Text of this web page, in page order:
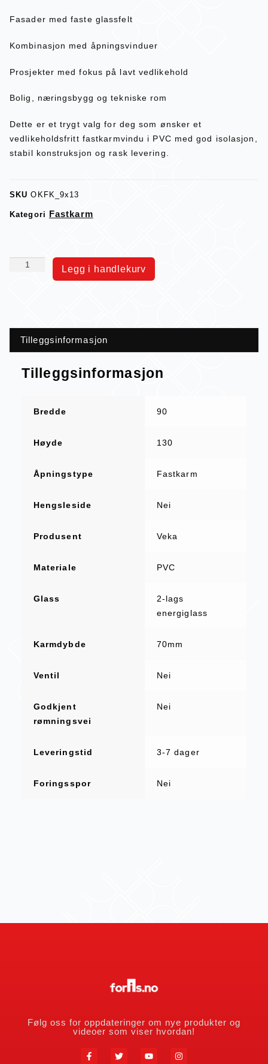
Fasader med faste glassfelt
Kombinasjon med åpningsvinduer
Prosjekter med fokus på lavt vedlikehold
Bolig, næringsbygg og tekniske rom
Dette er et trygt valg for deg som ønsker et
vedlikeholdsfritt fastkarmvindu i PVC med god isolasjon,
stabil konstruksjon og rask levering.
SKUOKFK_9x13
Kategori Fastkarm
Legg i handlekurv
Tilleggsinformasjon
Tilleggsinformasjon
Bredde 90
Høyde 130
Åpningstype Fastkarm
Hengsleside Nei
Produsent Veka
Materiale PVC
Glass
2-lags
energiglass
Karmdybde 70mm
Ventil Nei
Godkjent
rømningsvei
Nei
Leveringstid 3-7 dager
Foringsspor Nei
Følg oss for oppdateringer om nye produkter og
videoer som viser hvordan!